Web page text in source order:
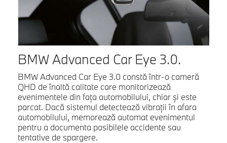
BMW Advanced Car Eye 3.0.
BMW Advanced Car Eye 3.0 constă într-o cameră
QHD de înaltă calitate care monitorizează
evenimentele din faţa automobilului, chiar şi este
parcat. Dacă sistemul detectează vibraţii în afara
automobilului, memorează automat evenimentul
pentru a documenta posibilele accidente sau
tentative de spargere.